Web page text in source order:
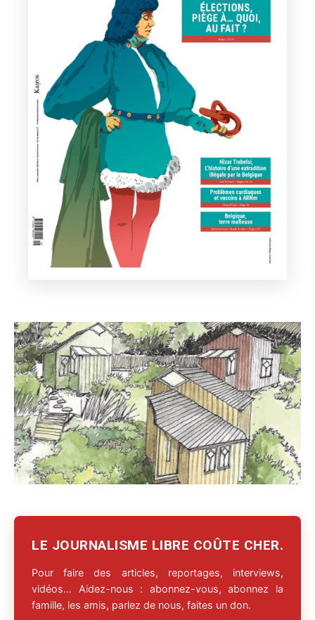
LE JOURNALISME LIBRE COÛTE CHER.
Pour faire des articles, reportages, interviews,
vidéos… Aidez-nous : abonnez-vous, abonnez la
famille, les amis, parlez de nous, faites un don.